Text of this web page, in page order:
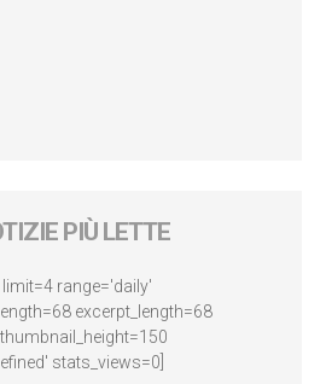
PIÙ LETTE
range='daily'
excerpt_length=68
stats_views=0]